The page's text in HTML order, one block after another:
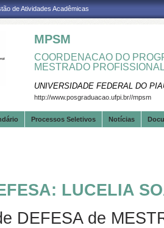
de Atividades Acadêmicas
MPSM
COORDENACAO DO
MESTRADO
UNIVERSIDADE FEDERAL DO
http://www.posgraduacao.ufpi.br//mpsm
Processos Seletivos Notícias
LUCELIA
DEFESA de